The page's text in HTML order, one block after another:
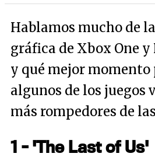
Hablamos mucho de
gráfica de Xbox One
y qué mejor
algunos de los juegos
más rompedores de
1 - 'The Last of Us'